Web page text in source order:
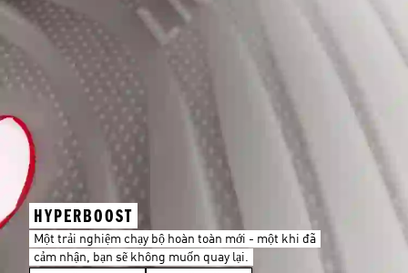
HYPERBOOST
Một trải nghiệm chạy bộ hoàn toàn mới - một khi đã
cảm nhận, bạn sẽ không muốn quay lại.